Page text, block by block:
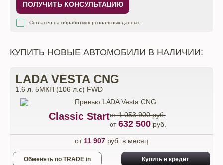
ПОЛУЧИТЬ КОНСУЛЬТАЦИЮ
Согласен на обработкуперсональных данных
КУПИТЬ НОВЫЕ АВТОМОБИЛИ В НАЛИЧИИ:
LADA VESTA CNG
1.6 л. 5МКП (106 л.с) FWD
Classic Startот 1 053 900 руб.
от632 500 руб.
от 11 907 руб. в месяц
Обменять по TRADE in Купить в кредит